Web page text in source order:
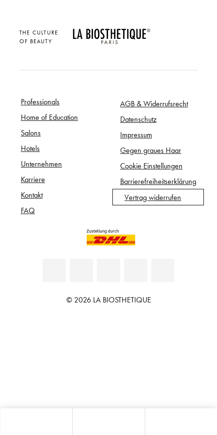
THE CULTURE
OF BEAUTY
Professionals
Home of Education
Salons
Hotels
Unternehmen
Karriere
Kontakt
FAQ
AGB & Widerrufsrecht
Datenschutz
Impressum
Gegen graues Haar
Cookie Einstellungen
Barrierefreiheitserklärung
Vertrag widerrufen
© 2026 LA BIOSTHETIQUE